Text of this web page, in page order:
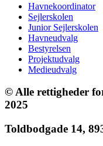
Havnekoordinator
Sejlerskolen
Junior Sejlerskolen
Havneudvalg
Bestyrelsen
Projektudvalg
Medieudvalg
© Alle rettigheder
2025
Toldbodgade 14,